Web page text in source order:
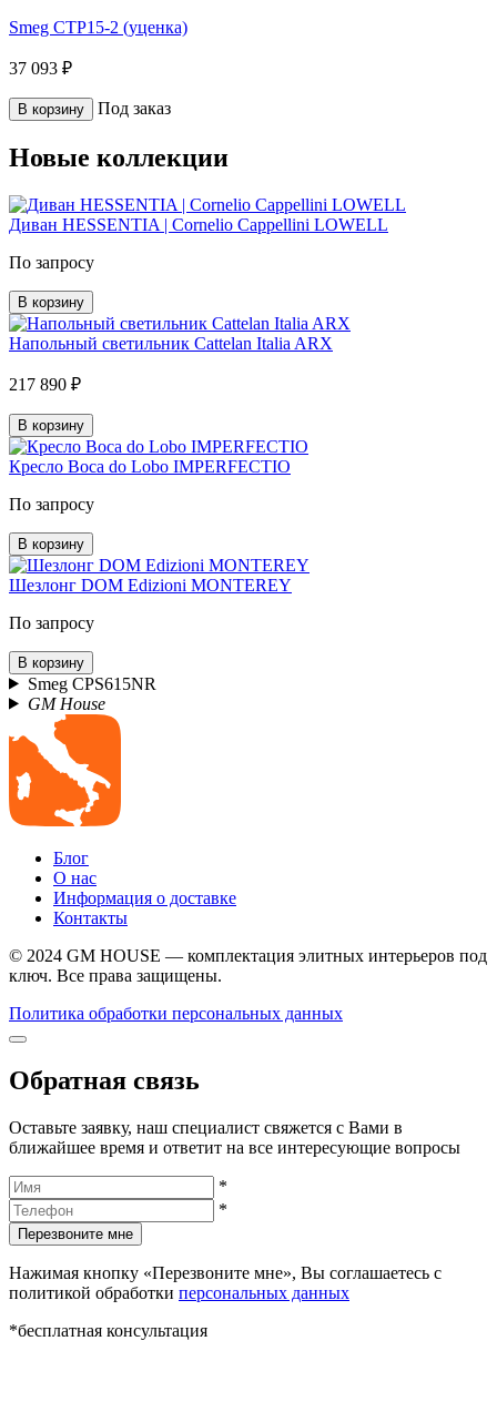
Smeg CTP15-2 (уценка)
37 093 ₽
В корзину Под заказ
Новые коллекции
Диван HESSENTIA | Cornelio Cappellini LOWELL
По запросу
В корзину
Напольный светильник Cattelan Italia ARX
217 890 ₽
В корзину
Кресло Boca do Lobo IMPERFECTIO
По запросу
В корзину
Шезлонг DOM Edizioni MONTEREY
По запросу
В корзину
Smeg CPS615NR
GM House
Блог
О нас
Информация о доставке
Контакты
© 2024 GM HOUSE — комплектация элитных интерьеров под
ключ. Все права защищены.
Политика обработки персональных данных
Обратная связь
Оставьте заявку, наш специалист свяжется с Вами в
ближайшее время и ответит на все интересующие вопросы
*
*
Перезвоните мне
Нажимая кнопку «Перезвоните мне», Вы соглашаетесь с
политикой обработки персональных данных
*бесплатная консультация